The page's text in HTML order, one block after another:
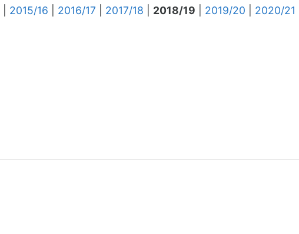
2015/16 2016/17 2017/18 2018/19 2019/20
2020/21